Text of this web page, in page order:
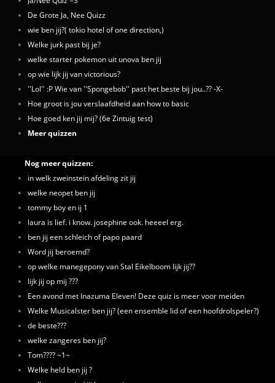
De Grote Ja, Nee Quizz
wie ben jij?( tokio hotel of one direction,)
Welke jurk past bij je?
welke starter pokemon uit unova ben jij
op wie lijk jij van victorious?
''Lol'' :P Wie van ''Spongebob'' past het beste bij jou..?? -X-
Hoe groot is jou verslaafdheid aan how to basic
Hoe goed ken jij mij? (6e Zintuig test)
Meer quizzen
Nog meer quizzen:
in welk zweinstein afdeling zit jij
welke neopet ben jij
tommy boy en ij 1
laura is lief. i know. josephine ook. heeeel erg.
ben jij een schleich of papo paard
Word jij beroemd?
op welke manegepony van Stal Eikelboom lijk jij??
lijk jij op mij ???
Een avond met Inazuma Eleven! Deze quiz is meer voor meiden
Welke Musicalster ben jij? (een ensemble lid of een hoofdrolspeler?)
de beste???
welke zangeres ben jij?
Tom???? ~1~
Welke held ben jij ?